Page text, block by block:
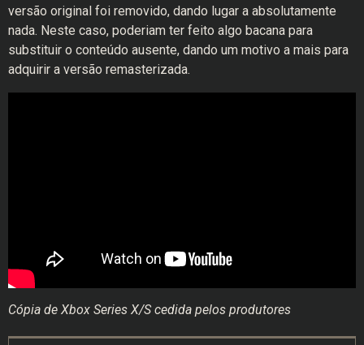
versão original foi removido, dando lugar a absolutamente
nada. Neste caso, poderiam ter feito algo bacana para
substituir o conteúdo ausente, dando um motivo a mais para
adquirir a versão remasterizada.
Cópia de Xbox Series X/S cedida pelos produtores